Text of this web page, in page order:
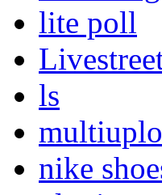
lite poll
ls
nike